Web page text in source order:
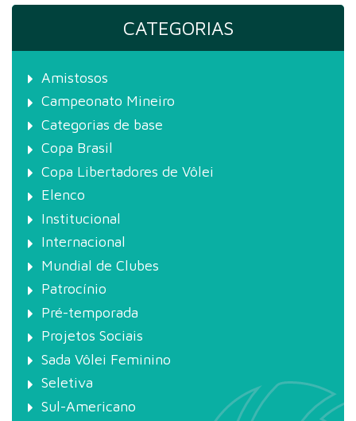
CATEGORIAS
Amistosos
Campeonato Mineiro
Categorias de base
Copa Brasil
Copa Libertadores de Vôlei
Elenco
Institucional
Internacional
Mundial de Clubes
Patrocínio
Pré-temporada
Projetos Sociais
Sada Vôlei Feminino
Seletiva
Sul-Americano